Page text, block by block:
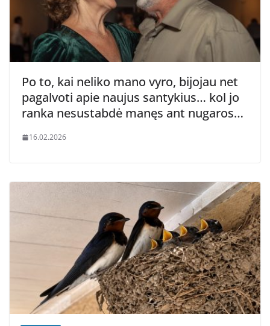
Po to, kai neliko mano vyro, bijojau net
pagalvoti apie naujus santykius… kol jo
ranka nesustabdė manęs ant nugaros…
16.02.2026